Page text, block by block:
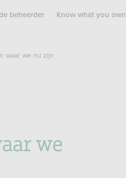
beheerder Know what you own
waar we nu zijn
we